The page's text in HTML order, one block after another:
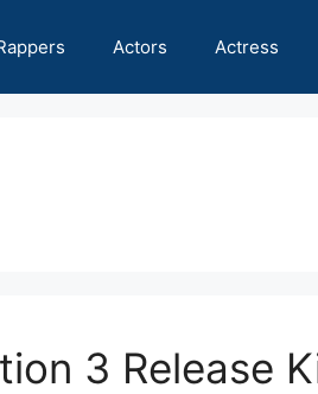
Actors Actress
3 Release